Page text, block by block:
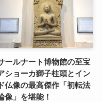
涯と思想背景
ロッパ社会
エフスキー
える現代社会
ールナート博物館の至宝
ショーカ獅子柱頭とイン
ド仏像の最高傑作「初転法
像」を堪能！